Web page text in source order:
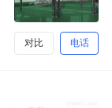
对比 电话